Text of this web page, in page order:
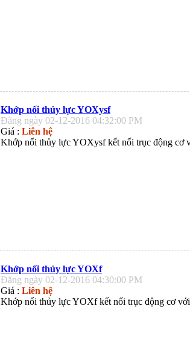
Khớp nối thủy lực YOXysf
Đăng ngày 02-12-2016 04:32:00 PM
Giá : Liên hệ
Khớp nối thủy lực YOXysf kết nối trục động cơ
Khớp nối thủy lực YOXf
Đăng ngày 02-12-2016 04:30:00 PM
Giá : Liên hệ
Khớp nối thủy lực YOXf kết nối trục động cơ